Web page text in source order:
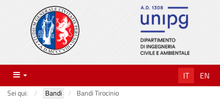
Menu IT EN
Sei qui: Bandi Bandi Tirocinio